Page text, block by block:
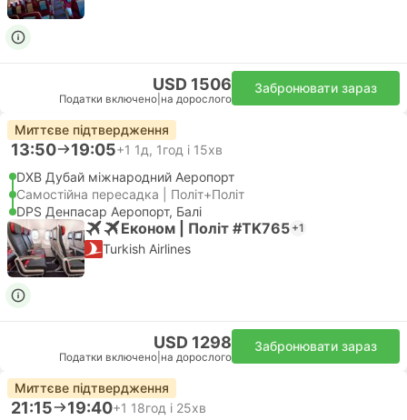
USD 1506
Податки включено на дорослого
Забронювати зараз
Миттєве підтвердження
13:50 19:05+1 1д, 1год і 15хв
DXB Дубай міжнародний Аеропорт
Самостійна пересадка | Політ+Політ
DPS Денпасар Аеропорт, Балі
Економ | Політ #TK765 +1
Turkish Airlines
USD 1298
Податки включено на дорослого
Забронювати зараз
Миттєве підтвердження
21:15 19:40+1 18год і 25хв